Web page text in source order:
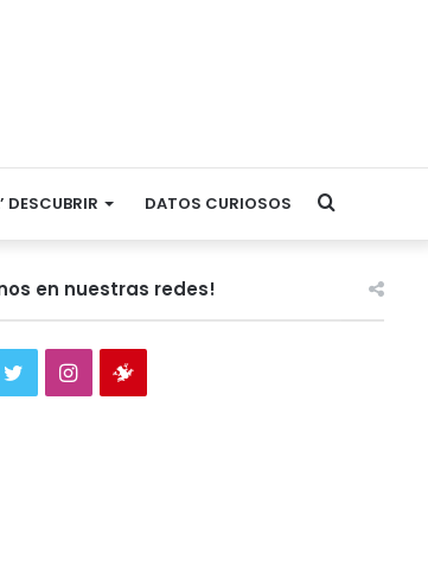
DESCUBRIR DATOS CURIOSOS Search
en nuestras redes!
TwitterInstagram